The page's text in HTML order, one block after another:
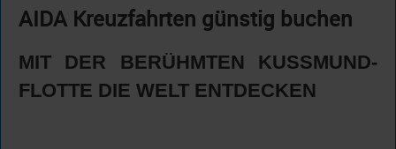
AIDA Kreuzfahrten günstig buchen
MIT DER BERÜHMTEN KUSSMUND-
FLOTTE DIE WELT ENTDECKEN